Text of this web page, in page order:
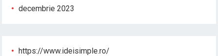
decembrie 2023
https://www.ideisimple.ro/